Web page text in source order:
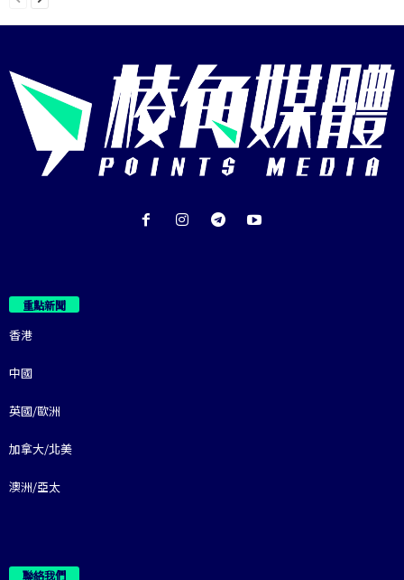
重點新聞
香港
中國
英國/歐洲
加拿大/北美
澳洲/亞太
聯絡我們